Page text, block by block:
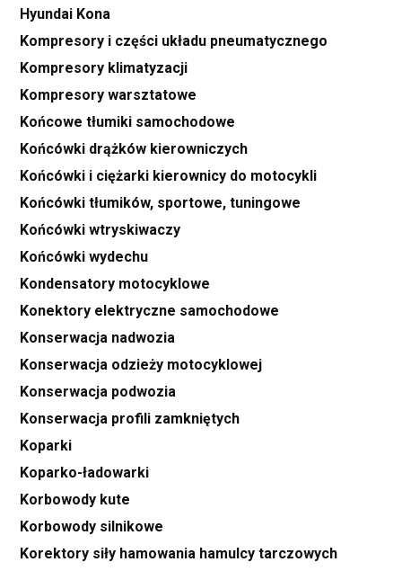
Hyundai Kona
Kompresory i części układu pneumatycznego
Kompresory klimatyzacji
Kompresory warsztatowe
Końcowe tłumiki samochodowe
Końcówki drążków kierowniczych
Końcówki i ciężarki kierownicy do motocykli
Końcówki tłumików, sportowe, tuningowe
Końcówki wtryskiwaczy
Końcówki wydechu
Kondensatory motocyklowe
Konektory elektryczne samochodowe
Konserwacja nadwozia
Konserwacja odzieży motocyklowej
Konserwacja podwozia
Konserwacja profili zamkniętych
Koparki
Koparko-ładowarki
Korbowody kute
Korbowody silnikowe
Korektory siły hamowania hamulcy tarczowych